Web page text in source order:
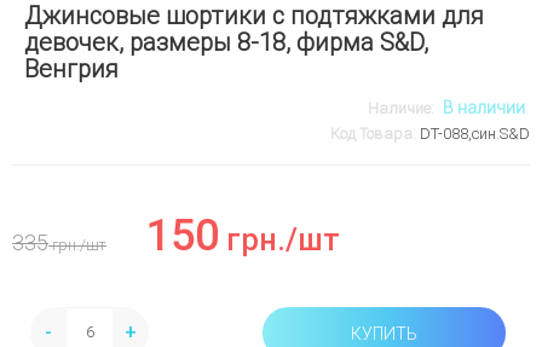
Джинсовые шортики с подтяжками для
девочек, размеры 8-18, фирма S&D,
Венгрия
Наличие: В наличии
Код Товара: DT-088,син.S&D
335грн./шт 150 грн./шт
- + КУПИТЬ